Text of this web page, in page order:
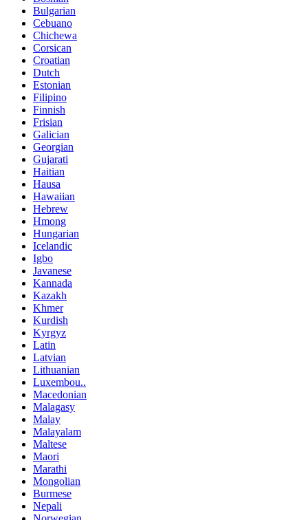
Bulgarian
Cebuano
Chichewa
Corsican
Croatian
Dutch
Estonian
Filipino
Finnish
Frisian
Galician
Georgian
Gujarati
Haitian
Hausa
Hawaiian
Hebrew
Hmong
Hungarian
Icelandic
Igbo
Javanese
Kannada
Kazakh
Khmer
Kurdish
Kyrgyz
Latin
Latvian
Lithuanian
Luxembou..
Macedonian
Malagasy
Malay
Malayalam
Maltese
Maori
Marathi
Mongolian
Burmese
Nepali